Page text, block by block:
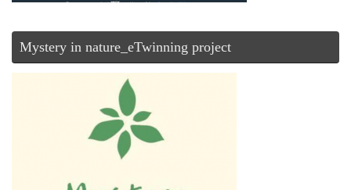
Mystery in nature_eTwinning project